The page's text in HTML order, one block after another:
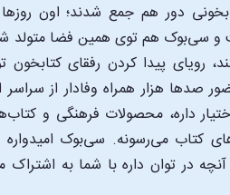
دور هم جمع شدند؛ اون‌ روزها
و سی‌بوک هم توی همین فضا
رویای پیدا کردن رفقای
صدها هزار همراه وفادار از
داره، محصولات فرهنگی و
کتاب می‌رسونه. سی‌بوک
در توان داره با شما به